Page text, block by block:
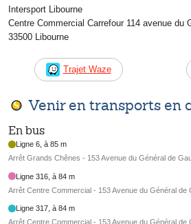
Intersport Libourne
Centre Commercial Carrefour 114 avenue du
33500 Libourne
Trajet Waze
Venir en transports en
En bus
Ligne 6, à 85 m
Arrêt Grands Chênes - 153 Avenue du Général de
Ligne 316, à 84 m
Arrêt Centre Commercial - 153 Avenue du Général de
Ligne 317, à 84 m
Arrêt Centre Commercial - 153 Avenue du Général de